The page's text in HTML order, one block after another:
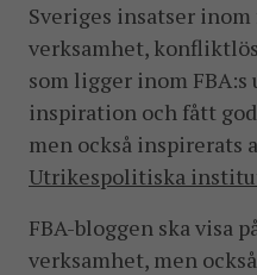
Sök efter:
Sveriges insatser
verksamhet,
som ligger inom FBA:s
inspiration och fått
men också inspirerats
Utrikespolitiska
FBA-bloggen ska visa
verksamhet, men